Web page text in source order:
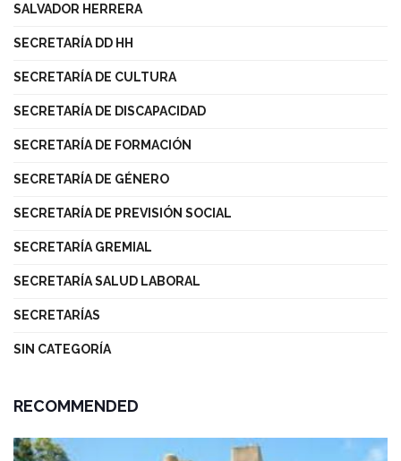
SALVADOR HERRERA
SECRETARÍA DD HH
SECRETARÍA DE CULTURA
SECRETARÍA DE DISCAPACIDAD
SECRETARÍA DE FORMACIÓN
SECRETARÍA DE GÉNERO
SECRETARÍA DE PREVISIÓN SOCIAL
SECRETARÍA GREMIAL
SECRETARÍA SALUD LABORAL
SECRETARÍAS
SIN CATEGORÍA
RECOMMENDED